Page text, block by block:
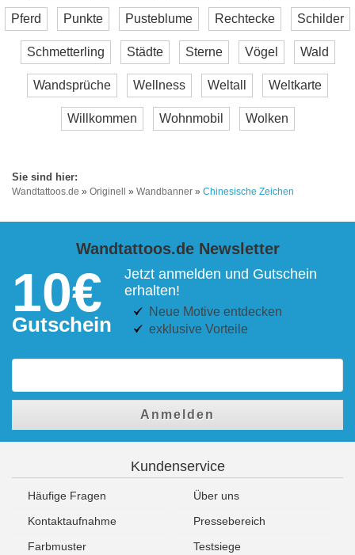
Pferd Punkte Pusteblume Rechtecke Schilder
Schmetterling Städte Sterne Vögel Wald
Wandsprüche Wellness Weltall Weltkarte
Willkommen Wohnmobil Wolken
Wandtattoos.de » Originell » Wandbanner » Chinesische Zeichen
Wandtattoos.de Newsletter
10€
Gutschein
Jetzt anmelden und Gutschein
erhalten!
Neue Motive entdecken
exklusive Vorteile
Anmelden
Kundenservice
Häufige Fragen
Über uns
Kontaktaufnahme
Pressebereich
Farbmuster
Testsiege